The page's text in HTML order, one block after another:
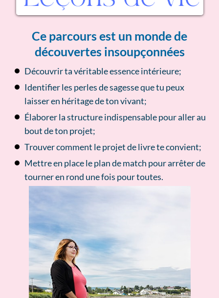
Ce parcours est un monde de
découvertes insoupçonnées
Découvrir ta véritable essence intérieure;
Identifier les perles de sagesse que tu peux
laisser en héritage de ton vivant;
Élaborer la structure indispensable pour aller au
bout de ton projet;
Trouver comment le projet de livre te convient;
Mettre en place le plan de match pour arrêter de
tourner en rond une fois pour toutes.